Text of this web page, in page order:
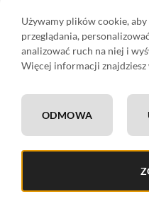
e-mail:
poniedziałek -
Adoris Dorota
58-502 Jelenia Góra
ING: 22 1050 1751
Używamy plików cookie,
przeglądania,
analizować ruch na niej i
Więcej informacji
ODMOWA